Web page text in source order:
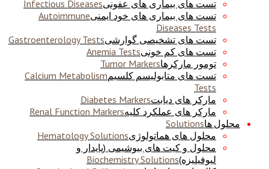
تست های بیماری های عفونیInfectious Diseases
تست های بیماری های خود ایمنیAutoimmune
Diseases Tests
تست های تشخیصی گوارشیGastroenterology Tests
تست های کم خونیAnemia Tests
تومور مارکرهاTumor Markers
تست های متابولیسم کلسیمCalcium Metabolism
Tests
مارکر های دیابتDiabetes Markers
مارکر های عملکرد کلیهRenal Function Markers
محلول هاSolutions
محلول های هماتولوژیHematology Solutions
محلول و کیت های بیوشیمی (پایدار و
لیوفیلیزه)Biochemistry Solutions